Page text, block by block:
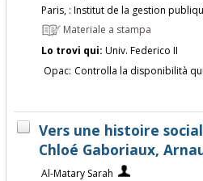
Paris, : Institut de la gestion
Materiale a stampa
Lo trovi qui: Univ. Federico II
Opac: Controlla la disponibilità
Vers une histoire
Chloé Gaboriaux,
Al-Matary Sarah